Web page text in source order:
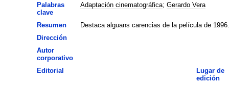
Palabras
clave
Adaptación cinematográfica; Gerardo Vera
Resumen
Destaca alguans carencias de la película de 1996.
Dirección
Autor
corporativo
Editorial
Lugar de
edición